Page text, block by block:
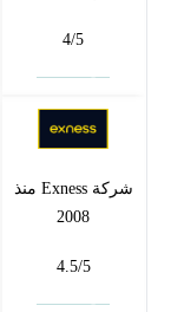
4/5
شركة Exness منذ
2008
4.5/5